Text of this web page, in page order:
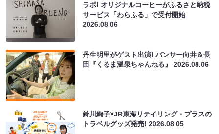
ラボ! オリジナルコーヒーがふるさと納税
サービス「わらふる」で受付開始
2026.08.06
丹生明里がゲスト出演! パンサー向井＆長
田『くるま温泉ちゃんねる』2026.08.06
鈴川絢子×JR東海リテイリング・プラスの
トラベルグッズ発売!2026.08.05